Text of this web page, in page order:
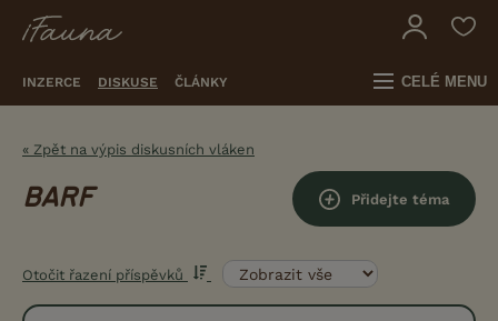
INZERCE DISKUSE ČLÁNKY CELÉ MENU
« Zpět na výpis diskusních vláken
BARF Přidejte téma
Otočit řazení příspěvků